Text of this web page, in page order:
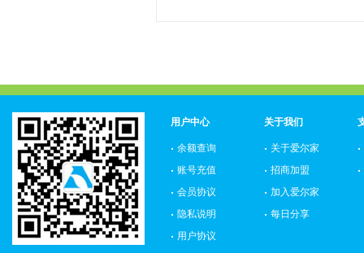
用户中心
余额查询
账号充值
会员协议
隐私说明
用户协议
关于我们
关于爱尔家
招商加盟
加入爱尔家
每日分享